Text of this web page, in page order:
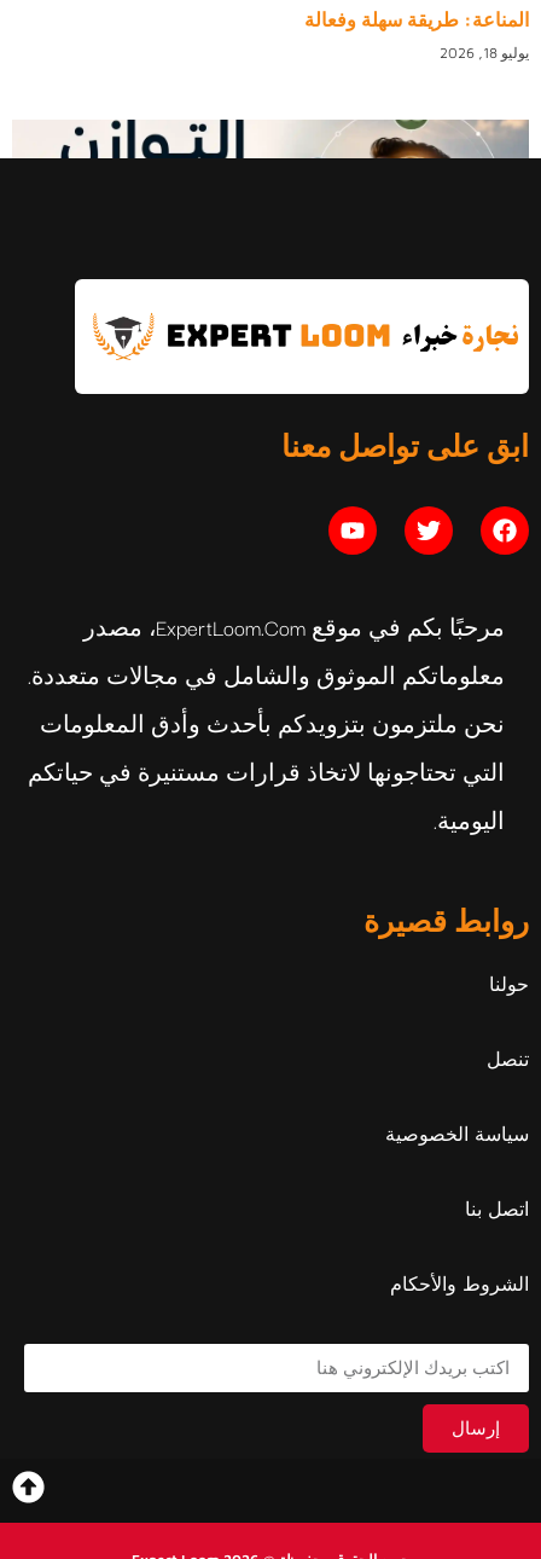
المناعة: طريقة سهلة وفعالة
يوليو 18, 2026
يوليو 16, 2026
ابق على تواصل معنا
مرحبًا بكم في موقع ExpertLoom.com، مصدر
معلوماتكم الموثوق والشامل في مجالات متعددة.
نحن ملتزمون بتزويدكم بأحدث وأدق المعلومات
التي تحتاجونها لاتخاذ قرارات مستنيرة في حياتكم
اليومية.
روابط قصيرة
حولنا
تنصل
سياسة الخصوصية
اتصل بنا
الشروط والأحكام
إرسال